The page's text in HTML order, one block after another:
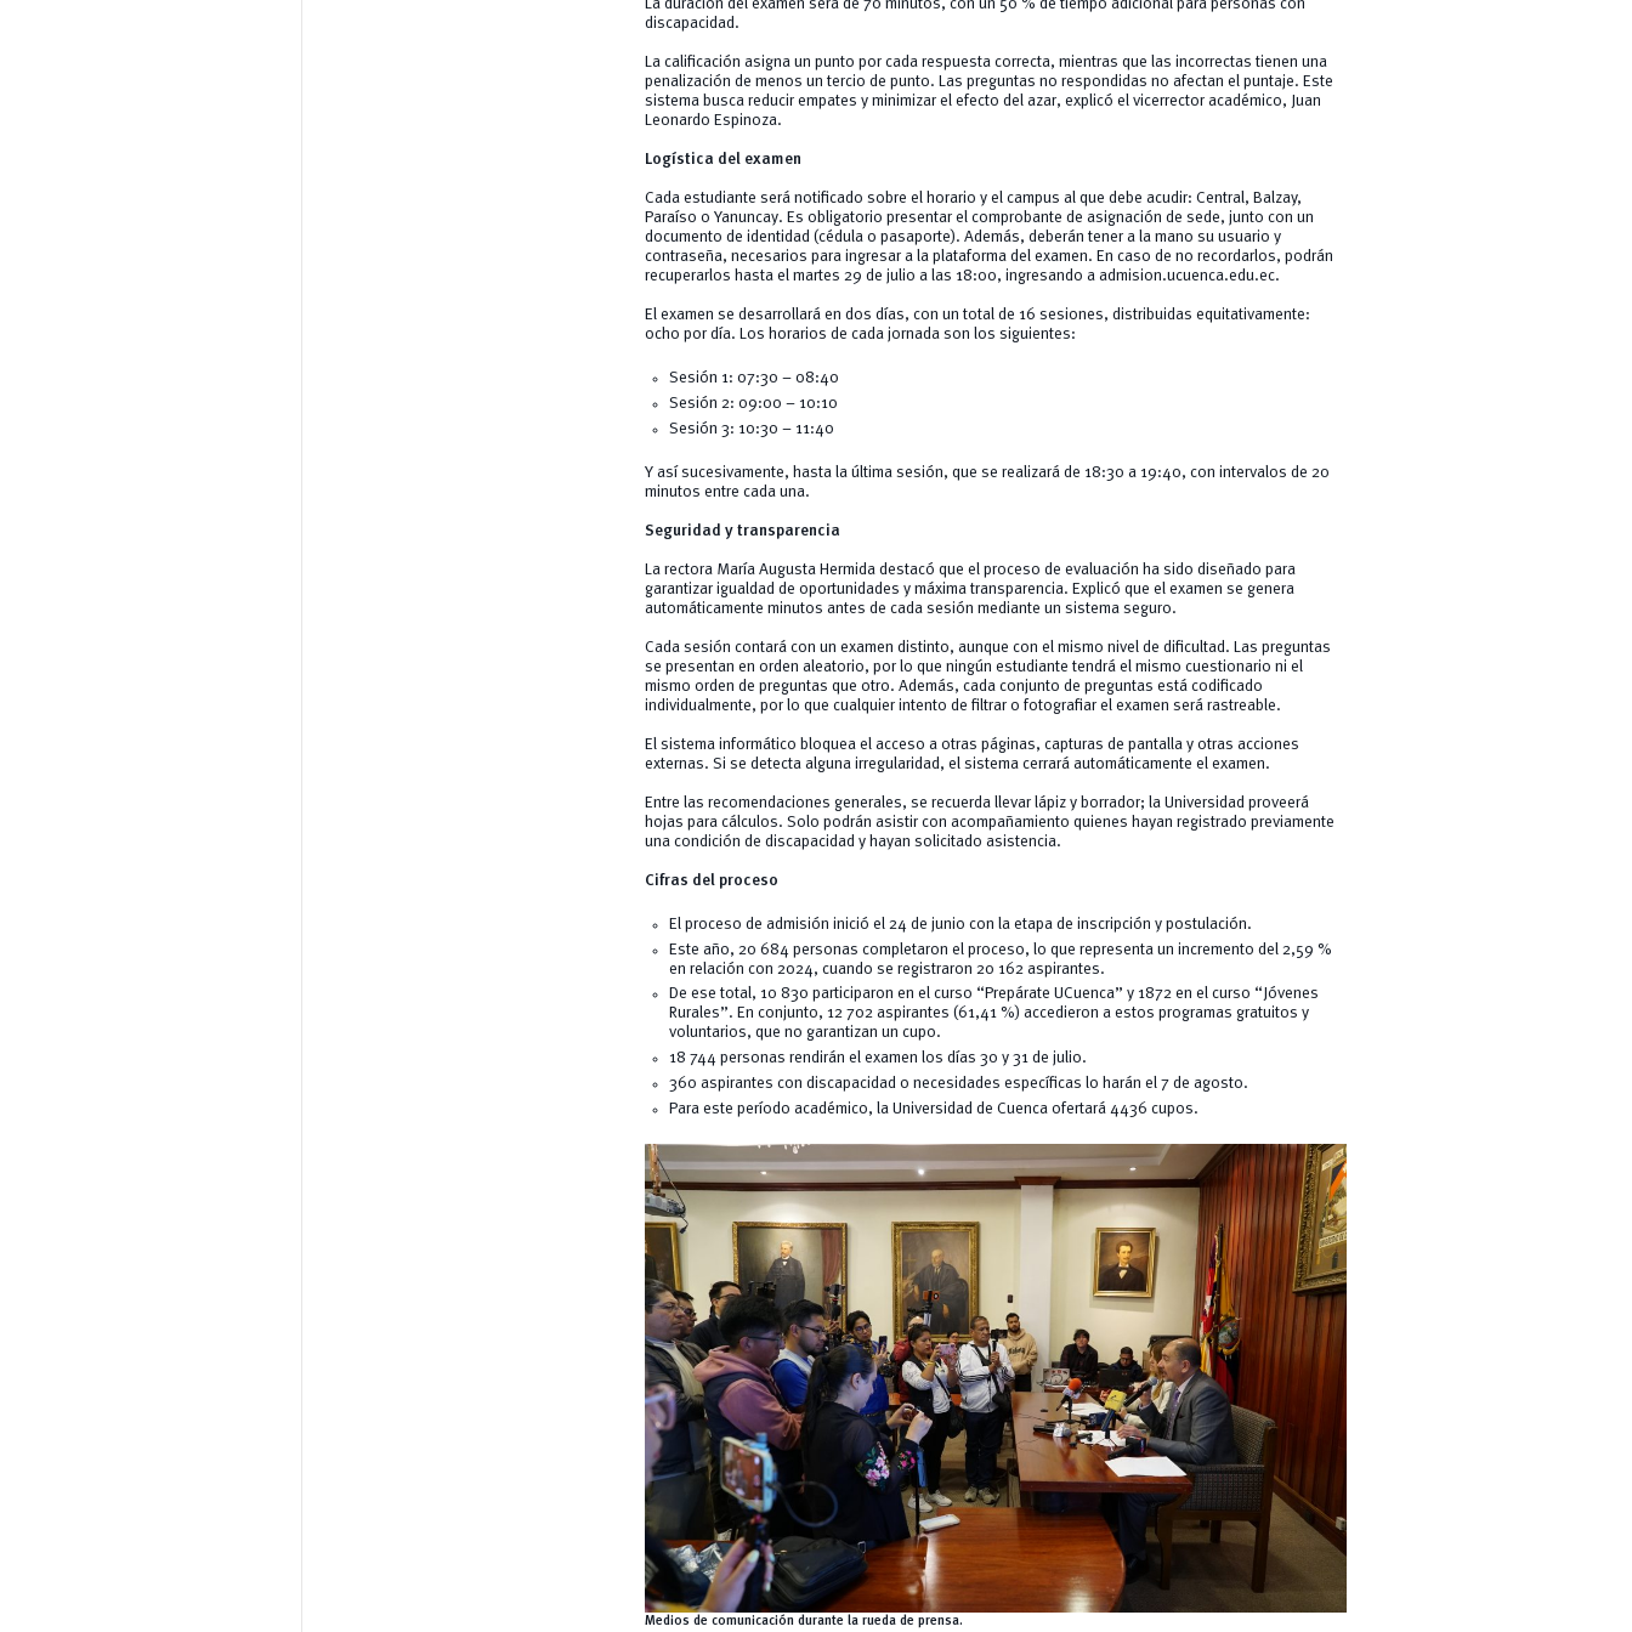
La duración del examen será de 70 minutos, con un 50 % de tiempo adicional para personas con
discapacidad.
La calificación asigna un punto por cada respuesta correcta, mientras que las incorrectas tienen una
penalización de menos un tercio de punto. Las preguntas no respondidas no afectan el puntaje. Este
sistema busca reducir empates y minimizar el efecto del azar, explicó el vicerrector académico, Juan
Leonardo Espinoza.
Logística del examen
Cada estudiante será notificado sobre el horario y el campus al que debe acudir: Central, Balzay,
Paraíso o Yanuncay. Es obligatorio presentar el comprobante de asignación de sede, junto con un
documento de identidad (cédula o pasaporte). Además, deberán tener a la mano su usuario y
contraseña, necesarios para ingresar a la plataforma del examen. En caso de no recordarlos, podrán
recuperarlos hasta el martes 29 de julio a las 18:00, ingresando a admision.ucuenca.edu.ec.
El examen se desarrollará en dos días, con un total de 16 sesiones, distribuidas equitativamente:
ocho por día. Los horarios de cada jornada son los siguientes:
Sesión 1: 07:30 – 08:40
Sesión 2: 09:00 – 10:10
Sesión 3: 10:30 – 11:40
Y así sucesivamente, hasta la última sesión, que se realizará de 18:30 a 19:40, con intervalos de 20
minutos entre cada una.
Seguridad y transparencia
La rectora María Augusta Hermida destacó que el proceso de evaluación ha sido diseñado para
garantizar igualdad de oportunidades y máxima transparencia. Explicó que el examen se genera
automáticamente minutos antes de cada sesión mediante un sistema seguro.
Cada sesión contará con un examen distinto, aunque con el mismo nivel de dificultad. Las preguntas
se presentan en orden aleatorio, por lo que ningún estudiante tendrá el mismo cuestionario ni el
mismo orden de preguntas que otro. Además, cada conjunto de preguntas está codificado
individualmente, por lo que cualquier intento de filtrar o fotografiar el examen será rastreable.
El sistema informático bloquea el acceso a otras páginas, capturas de pantalla y otras acciones
externas. Si se detecta alguna irregularidad, el sistema cerrará automáticamente el examen.
Entre las recomendaciones generales, se recuerda llevar lápiz y borrador; la Universidad proveerá
hojas para cálculos. Solo podrán asistir con acompañamiento quienes hayan registrado previamente
una condición de discapacidad y hayan solicitado asistencia.
Cifras del proceso
El proceso de admisión inició el 24 de junio con la etapa de inscripción y postulación.
Este año, 20 684 personas completaron el proceso, lo que representa un incremento del 2,59 %
en relación con 2024, cuando se registraron 20 162 aspirantes.
De ese total, 10 830 participaron en el curso “Prepárate UCuenca” y 1872 en el curso “Jóvenes
Rurales”. En conjunto, 12 702 aspirantes (61,41 %) accedieron a estos programas gratuitos y
voluntarios, que no garantizan un cupo.
18 744 personas rendirán el examen los días 30 y 31 de julio.
360 aspirantes con discapacidad o necesidades específicas lo harán el 7 de agosto.
Para este período académico, la Universidad de Cuenca ofertará 4436 cupos.
Medios de comunicación durante la rueda de prensa.